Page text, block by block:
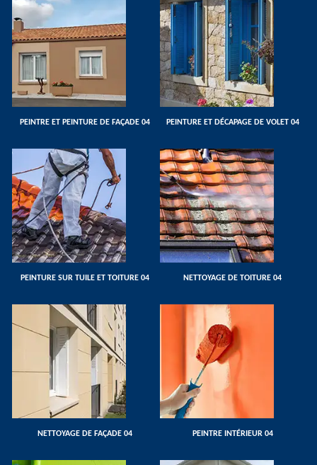
PEINTRE ET PEINTURE DE FAÇADE 04 PEINTURE ET DÉCAPAGE DE VOLET 04
PEINTURE SUR TUILE ET TOITURE 04 NETTOYAGE DE TOITURE 04
NETTOYAGE DE FAÇADE 04 PEINTRE INTÉRIEUR 04